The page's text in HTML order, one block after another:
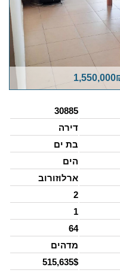
30885
דירה
בת ים
הים
ארלוזורוב
2
1
64
מדהים
515,635$